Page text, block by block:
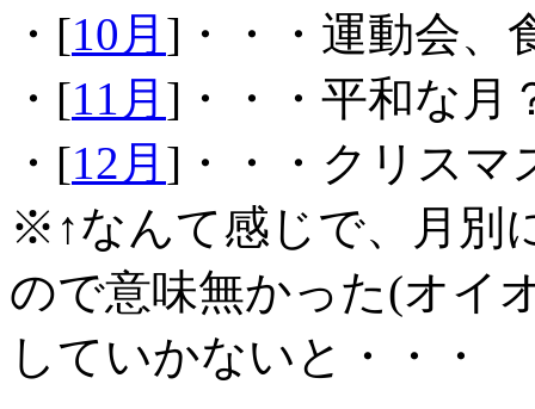
・[10月 ]・・・運動会、
・[11月 ]・・・平和な月
・[12月 ]・・・クリスマ
※↑なんて感じで、月別
ので意味無かった(オイ
していかないと・・・